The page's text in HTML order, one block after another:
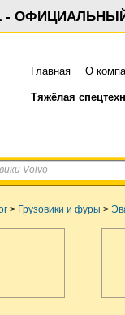
-
Главная О
Тяжёлая
> Грузовики и фуры >